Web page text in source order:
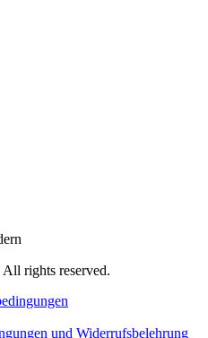
All rights reserved.
und Widerrufsbelehrung